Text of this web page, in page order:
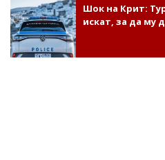
Шок на Крит:
искат, за да му